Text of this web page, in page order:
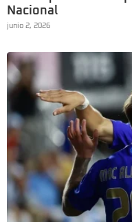
Nacional
junio 2, 2026